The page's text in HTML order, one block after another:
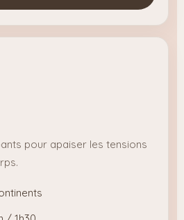
pour apaiser les tensions